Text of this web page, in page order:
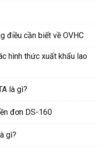
điều cần biết về OVHC
hình thức xuất khẩu lao
là gì?
đơn DS-160
gì?